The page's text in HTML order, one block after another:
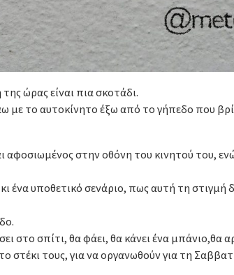
ώρας είναι πια σκοτάδι.
το αυτοκίνητο έξω από το γήπεδο που
αφοσιωμένος στην οθόνη του κινητού του,
ένα υποθετικό σενάριο, πως αυτή τη στιγμή
στο σπίτι, θα φάει, θα κάνει ένα μπάνιο,θα
στέκι τους, για να οργανωθούν για τη